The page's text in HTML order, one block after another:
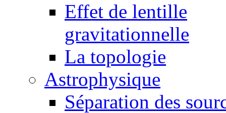
Effet de lentille
gravitationnelle
La topologie
Astrophysique
Séparation des